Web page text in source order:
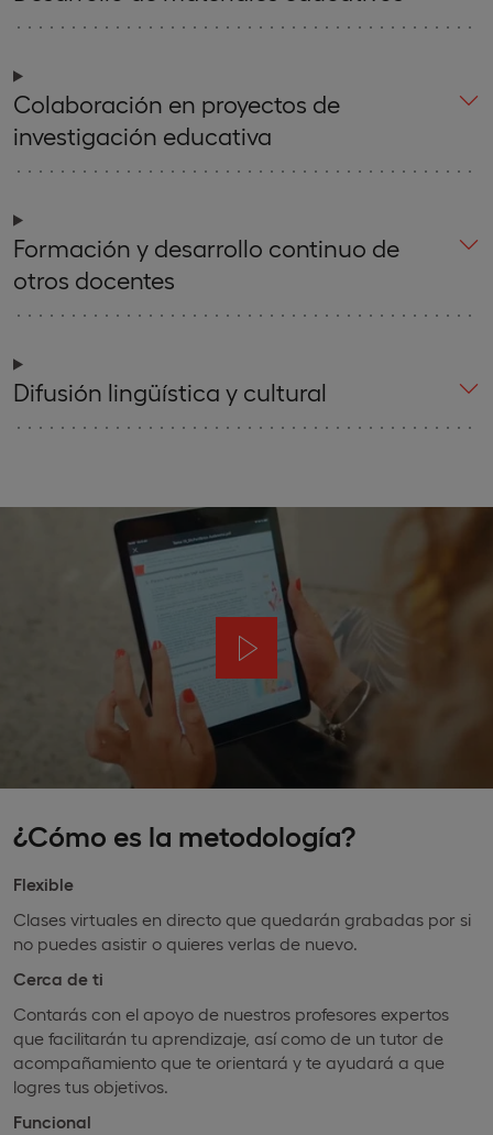
Colaboración en proyectos de
investigación educativa
Formación y desarrollo continuo de
otros docentes
Difusión lingüística y cultural
¿Cómo es la metodología?
Flexible
Clases virtuales en directo que quedarán grabadas por si
no puedes asistir o quieres verlas de nuevo.
Cerca de ti
Contarás con el apoyo de nuestros profesores expertos
que facilitarán tu aprendizaje, así como de un tutor de
acompañamiento que te orientará y te ayudará a que
logres tus objetivos.
Funcional